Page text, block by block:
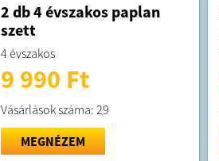
2 db 4 évszakos paplan
szett
4 évszakos
9 990 Ft
Vásárlások száma: 29
MEGNÉZEM